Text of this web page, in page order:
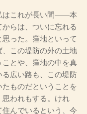
はこれが長い間――本
らは、ついに忘れる
った。窪地といって
、この堤防の外の土地
とや、窪地の中を真
広い路も、この堤防
ものだということを
われもする。けれ
んでいるという、今